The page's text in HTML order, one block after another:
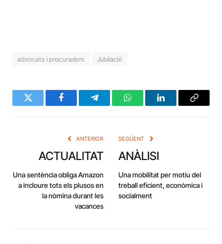
advocats i procuradors Jubilació
Twitter FacebookTelegramWhatsAppLinkedInCopy
ANTERIOR
ACTUALITAT
Una sentència obliga Amazon
a incloure tots els plusos en
la nòmina durant les
vacances
SEGÜENT
ANÀLISI
Una mobilitat per motiu del
treball eficient, econòmica i
socialment